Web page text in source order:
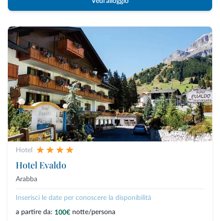
Hotel
Hotel Evaldo
Arabba
Inserisci le date per conoscere la disponibilità
a partire da: 100€ notte/persona